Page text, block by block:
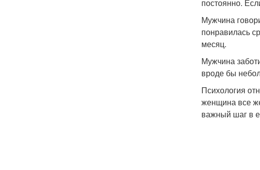
постоянно.
Мужчина
понравилась
месяц.
Мужчина
вроде бы
Психология
женщина все
важный шаг в